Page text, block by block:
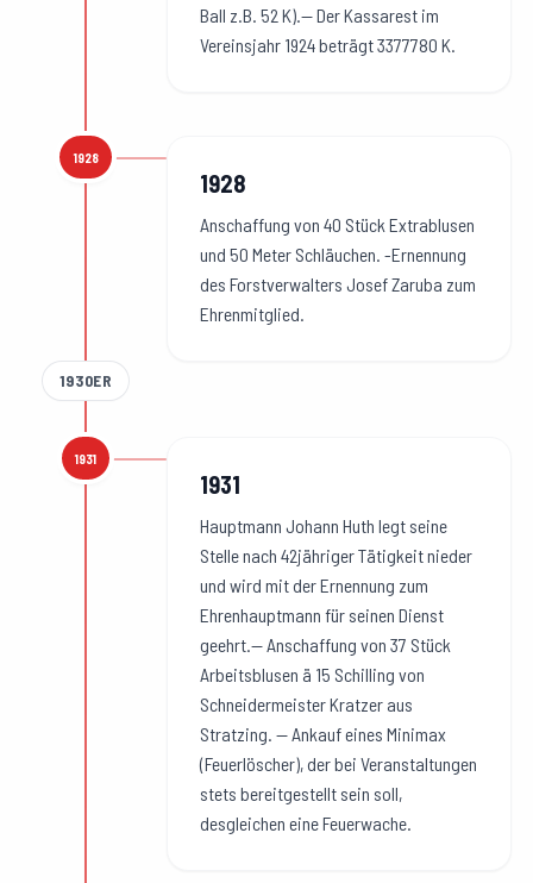
Ball z.B. 52 K).— Der Kassarest im
Vereinsjahr 1924 beträgt 3377780 K.
1928
1928:
1928
Anschaffung von 40 Stück Extrablusen
und 50 Meter Schläuchen. -Ernennung
des Forstverwalters Josef Zaruba zum
Ehrenmitglied.
1930ER
1931
1931:
1931
Hauptmann Johann Huth legt seine
Stelle nach 42jähriger Tätigkeit nieder
und wird mit der Ernennung zum
Ehrenhauptmann für seinen Dienst
geehrt.— Anschaffung von 37 Stück
Arbeitsblusen ä 15 Schilling von
Schneidermeister Kratzer aus
Stratzing. — Ankauf eines Minimax
(Feuerlöscher), der bei Veranstaltungen
stets bereitgestellt sein soll,
desgleichen eine Feuerwache.